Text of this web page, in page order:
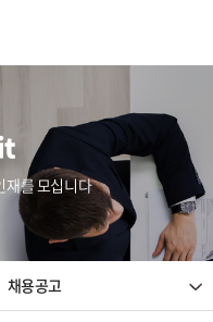
재를 모십니다
채용공고